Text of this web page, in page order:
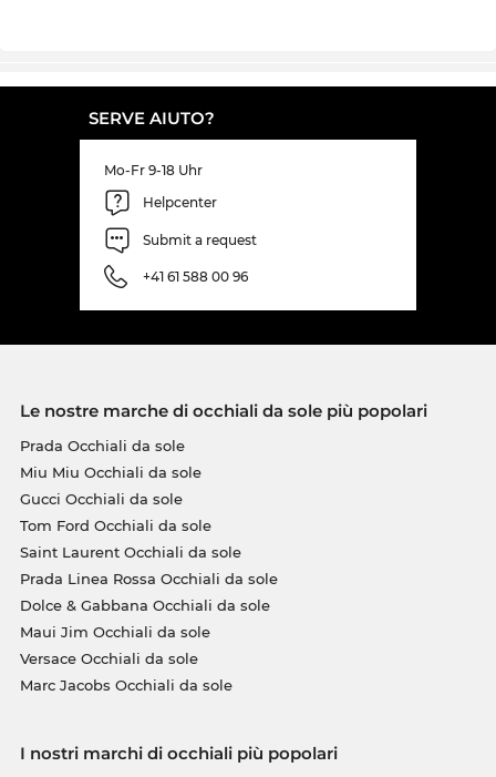
SERVE AIUTO?
Mo-Fr 9-18 Uhr
Helpcenter
Submit a request
+41 61 588 00 96
Le nostre marche di occhiali da sole più popolari
Prada Occhiali da sole
Miu Miu Occhiali da sole
Gucci Occhiali da sole
Tom Ford Occhiali da sole
Saint Laurent Occhiali da sole
Prada Linea Rossa Occhiali da sole
Dolce & Gabbana Occhiali da sole
Maui Jim Occhiali da sole
Versace Occhiali da sole
Marc Jacobs Occhiali da sole
I nostri marchi di occhiali più popolari